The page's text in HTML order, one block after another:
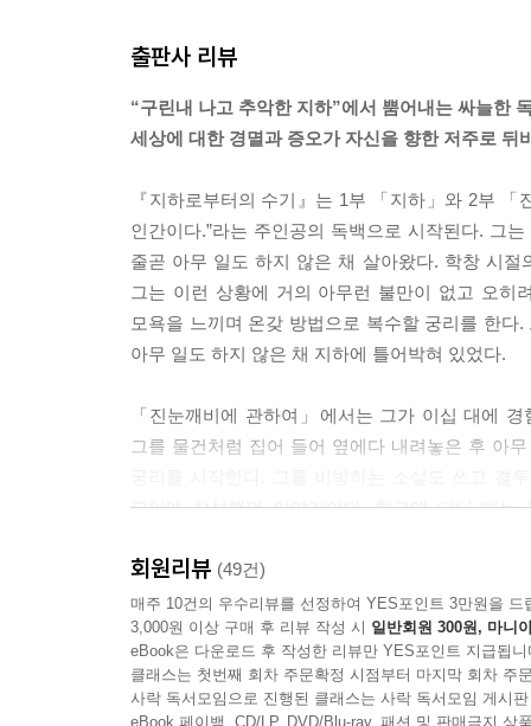
출판사 리뷰
“구린내 나고 추악한 지하”에서 뿜어내는 싸늘한
세상에 대한 경멸과 증오가 자신을 향한 저주로 뒤
『지하로부터의 수기』는 1부 「지하」와 2부
인간이다.”라는 주인공의 독백으로 시작된다. 그
줄곧 아무 일도 하지 않은 채 살아왔다. 학창 시
그는 이런 상황에 거의 아무런 불만이 없고 오히
모욕을 느끼며 온갖 방법으로 복수할 궁리를 한
아무 일도 하지 않은 채 지하에 틀어박혀 있었다.
「진눈깨비에 관하여」에서는 그가 이십 대에
그를 물건처럼 집어 들어 옆에다 내려놓은 후 아
모임에 참석했던 이야기이다. 학교에 다닐 때
따라가는데, 거기서 리자라는 매춘부를 만난다.
말을 퍼부어 그녀를 울리고 만다. 집으로 돌아와
그 순간에 리자가 그를 방문한다. 그녀가 그런 모
자신은 누구보다 똑똑하다고 자부하지만 실제로
회원리뷰 (49건)
매주 10건의 우수리뷰를 선정하여 YES포인트 3만원을 드
3,000원 이상 구매 후 리뷰 작성 시 일반회원 300원, 마니
eBook은 다운로드 후 작성한 리뷰만 YES포인트 지급됩니
클래스는 첫번째 회차 주문확정 시점부터 마지막 회차 주
사락 독서모임으로 진행된 클래스는 사락 독서모임 게시
eBook 페이백, CD/LP, DVD/Blu-ray, 패션 및 판매금지 상